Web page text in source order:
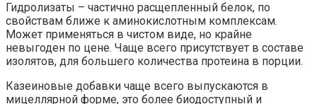
Гидролизаты – частично расщепленный белок, по
свойствам ближе к аминокислотным комплексам.
Может применяться в чистом виде, но крайне
невыгоден по цене. Чаще всего присутствует в составе
изолятов, для большего количества протеина в порции.
Казеиновые добавки чаще всего выпускаются в
мицеллярной форме, это более биодоступный и